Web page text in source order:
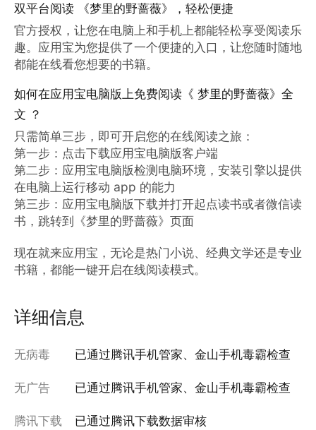
双平台阅读 《梦里的野蔷薇》，轻松便捷
官方授权，让您在电脑上和手机上都能轻松享受阅读乐
趣。应用宝为您提供了一个便捷的入口，让您随时随地
都能在线看您想要的书籍。
如何在应用宝电脑版上免费阅读《 梦里的野蔷薇》全
文 ？
只需简单三步，即可开启您的在线阅读之旅：
第一步：点击下载应用宝电脑版客户端
第二步：应用宝电脑版检测电脑环境，安装引擎以提供
在电脑上运行移动 app 的能力
第三步：应用宝电脑版下载并打开起点读书或者微信读
书，跳转到《梦里的野蔷薇》页面
现在就来应用宝，无论是热门小说、经典文学还是专业
书籍，都能一键开启在线阅读模式。
详细信息
无病毒 已通过腾讯手机管家、金山手机毒霸检查
无广告 已通过腾讯手机管家、金山手机毒霸检查
腾讯下载 已通过腾讯下载数据审核